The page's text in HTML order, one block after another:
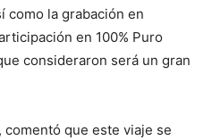
como la grabación en
en 100% Puro
consideraron será un gran
comentó que este viaje se